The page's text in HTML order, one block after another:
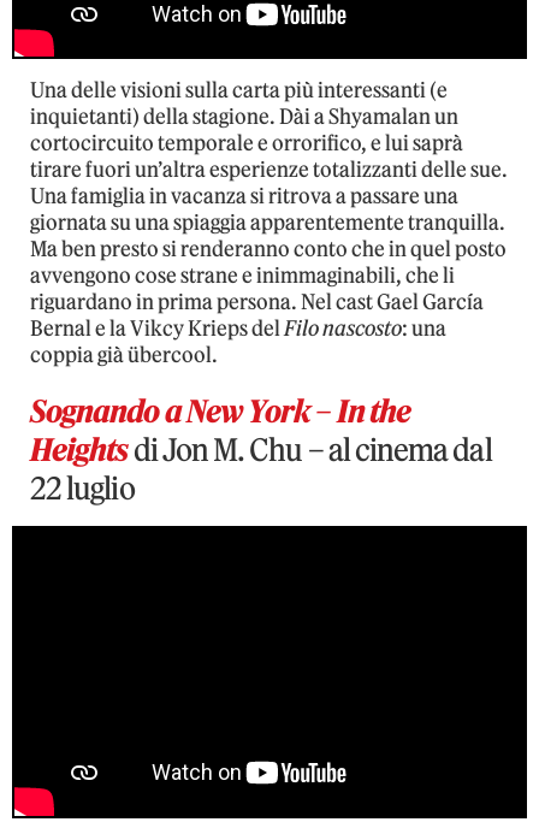
Una delle visioni sulla carta più interessanti (e
inquietanti) della stagione. Dài a Shyamalan un
cortocircuito temporale e orrorifico, e lui saprà
tirare fuori un’altra esperienze totalizzanti delle sue.
Una famiglia in vacanza si ritrova a passare una
giornata su una spiaggia apparentemente tranquilla.
Ma ben presto si renderanno conto che in quel posto
avvengono cose strane e inimmaginabili, che li
riguardano in prima persona. Nel cast Gael García
Bernal e la Vikcy Krieps delFilo nascosto: una
coppia già übercool.
Sognando a New York – In the
Heightsdi Jon M. Chu – al cinema dal
22 luglio